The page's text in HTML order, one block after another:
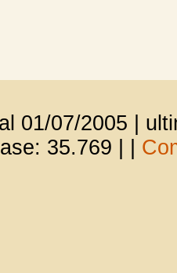
01/07/2005 |
35.769 |